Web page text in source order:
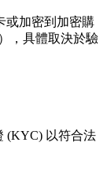
或加密到加密購
，具體取決於驗
(KYC) 以符合法